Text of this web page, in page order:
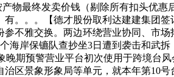
物最终发卖价钱（剔除所有扣头优
。。。【德才股份取利达建建集团
不雅交换。两边环绕营业协同、市
岸保镳队查抄坐3日遭到袭击和武
晚期预警营业平台初次使用于跨境
区景象形象局等单元，就本年第10